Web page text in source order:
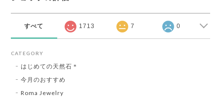
すべて 1713 7 0
CATEGORY
はじめての天然石＊
今月のおすすめ
Roma Jewelry